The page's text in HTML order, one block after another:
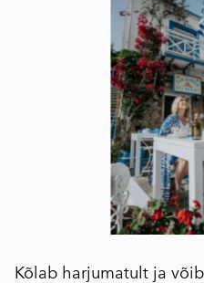
Kõlab harjumatult ja